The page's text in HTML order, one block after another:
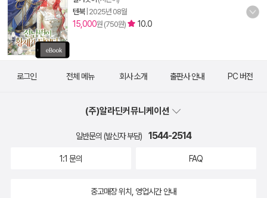
텐북| 2025년 08월
15,000원 (750원) 10.0
로그인 전체 메뉴 회사 소개 출판사 안내 PC 버전
(주)알라딘커뮤니케이션
일반문의 (발신자 부담) 1544-2514
1:1 문의 FAQ
중고매장 위치, 영업시간 안내